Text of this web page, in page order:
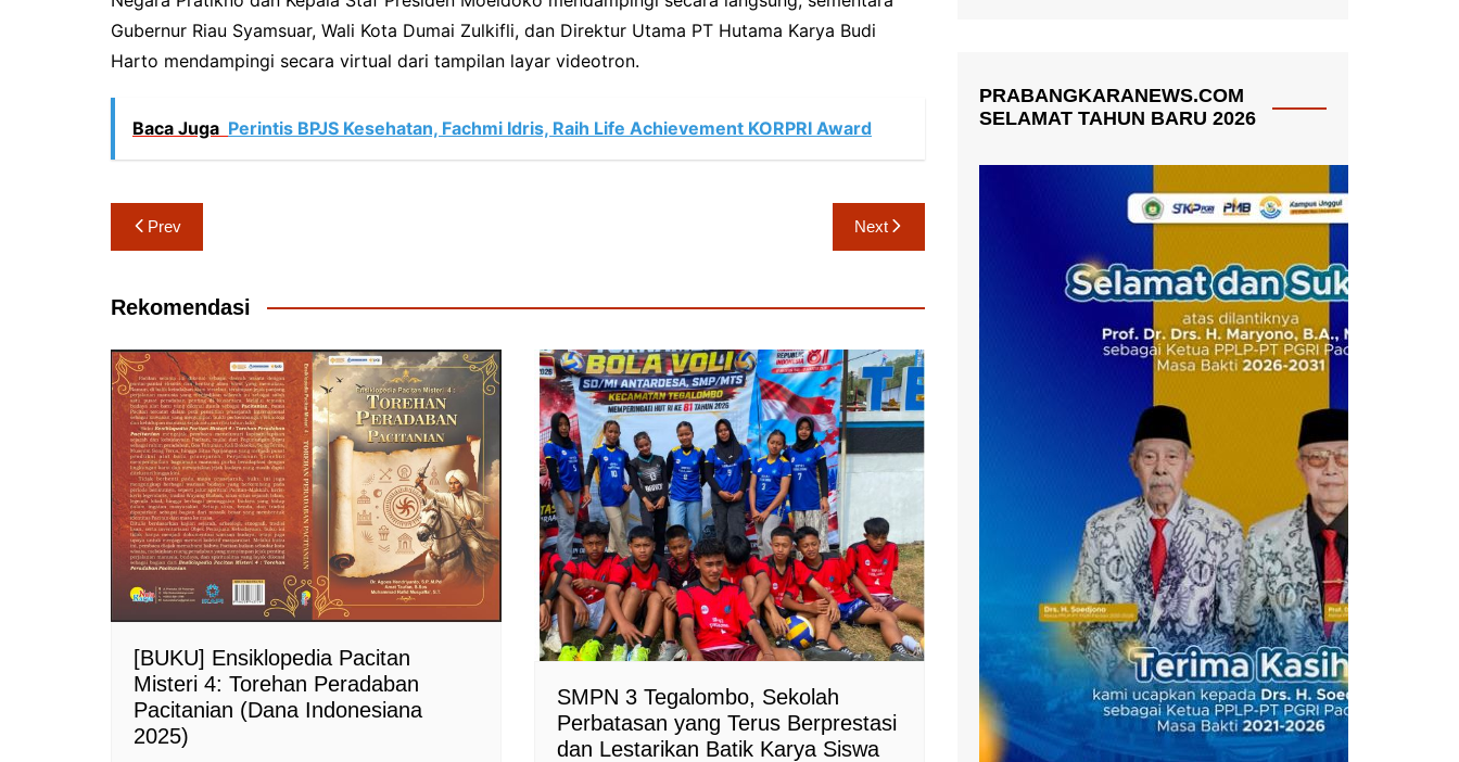
Gubernur Riau Syamsuar, Wali Kota Dumai Zulkifli, dan Direktur Utama PT Hutama Karya Budi
Harto mendampingi secara virtual dari tampilan layar videotron.
Baca Juga Perintis BPJS Kesehatan, Fachmi Idris, Raih Life Achievement KORPRI Award
Navigasi
pos
Prev Next
Rekomendasi
[BUKU] Ensiklopedia Pacitan
Misteri 4: Torehan Peradaban
Pacitanian (Dana Indonesiana
2025)
SMPN 3 Tegalombo, Sekolah
Perbatasan yang Terus Berprestasi
dan Lestarikan Batik Karya Siswa
PRABANGKARANEWS.COM
SELAMAT TAHUN BARU 2026